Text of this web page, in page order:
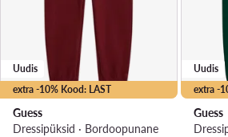
extra -10% Kood: LAST
Uudis
Guess
Dressipüksid · Bordoopunane
extra -
Uudis
Guess